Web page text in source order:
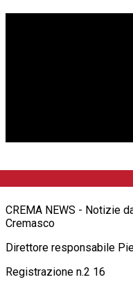
CREMA NEWS - Notizie
Cremasco
Direttore responsabile
Registrazione n.2 16